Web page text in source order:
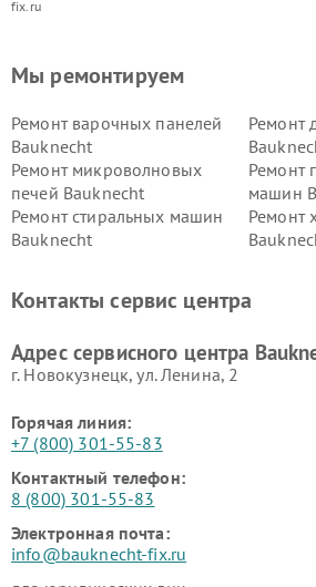
fix.ru
Мы ремонтируем
Ремонт варочных панелей
Bauknecht
Ремонт
Ремонт микроволновых
печей Bauknecht
Ремонт
машин
Ремонт стиральных машин
Bauknecht
Ремонт
Контакты сервис центра
Адрес сервисного центра
г. Новокузнецк, ул. Ленина, 2
Горячая линия:
+7 (800) 301-55-83
Контактный телефон:
8 (800) 301-55-83
Электронная почта:
info@bauknecht-fix.ru